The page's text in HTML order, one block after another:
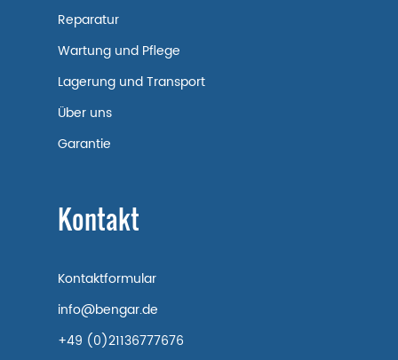
Reparatur
Wartung und Pflege
Lagerung und Transport
Über uns
Garantie
Kontakt
Kontaktformular
info@bengar.de
+49 (0)21136777676